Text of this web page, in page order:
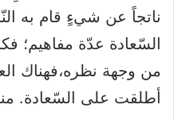
ناتجاً عن شيءٍ قام به
السّعادة عدّة مفاهيم؛
من وجهة نظره،فهناك
أطلقت على السّعادة.